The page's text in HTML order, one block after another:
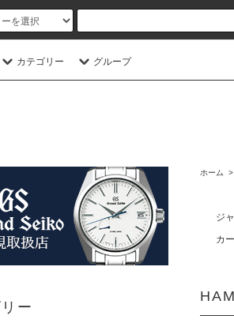
カテゴリー グループ
ホーム >
ジ
カ
ー